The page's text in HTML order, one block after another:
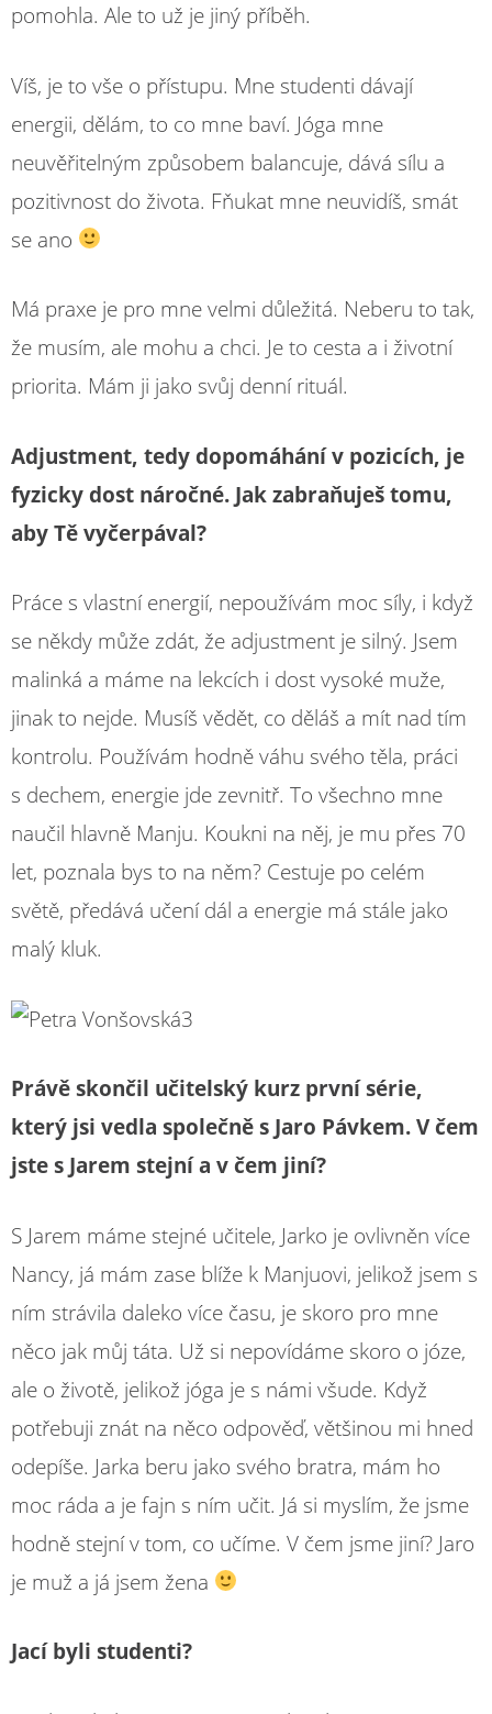
pomohla. Ale to už je jiný příběh.
Víš, je to vše o přístupu. Mne studenti dávají
energii, dělám, to co mne baví. Jóga mne
neuvěřitelným způsobem balancuje, dává sílu a
pozitivnost do života. Fňukat mne neuvidíš, smát
se ano
Má praxe je pro mne velmi důležitá. Neberu to tak,
že musím, ale mohu a chci. Je to cesta a i životní
priorita. Mám ji jako svůj denní rituál.
Adjustment, tedy dopomáhání v pozicích, je
fyzicky dost náročné. Jak zabraňuješ tomu,
aby Tě vyčerpával?
Práce s vlastní energií, nepoužívám moc síly, i když
se někdy může zdát, že adjustment je silný. Jsem
malinká a máme na lekcích i dost vysoké muže,
jinak to nejde. Musíš vědět, co děláš a mít nad tím
kontrolu. Používám hodně váhu svého těla, práci
s dechem, energie jde zevnitř. To všechno mne
naučil hlavně Manju. Koukni na něj, je mu přes 70
let, poznala bys to na něm? Cestuje po celém
světě, předává učení dál a energie má stále jako
malý kluk.
Právě skončil učitelský kurz první série,
který jsi vedla společně s Jaro Pávkem. V čem
jste s Jarem stejní a v čem jiní?
S Jarem máme stejné učitele, Jarko je ovlivněn více
Nancy, já mám zase blíže k Manjuovi, jelikož jsem s
ním strávila daleko více času, je skoro pro mne
něco jak můj táta. Už si nepovídáme skoro o józe,
ale o životě, jelikož jóga je s námi všude. Když
potřebuji znát na něco odpověď, většinou mi hned
odepíše. Jarka beru jako svého bratra, mám ho
moc ráda a je fajn s ním učit. Já si myslím, že jsme
hodně stejní v tom, co učíme. V čem jsme jiní? Jaro
je muž a já jsem žena
Jací byli studenti?